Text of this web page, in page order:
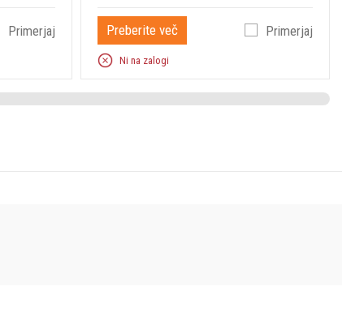
Primerjaj Preberite več Primerjaj
Ni na zalogi